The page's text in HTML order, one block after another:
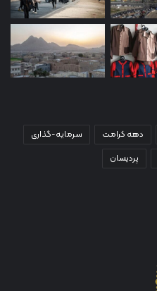
دهه کرامت
سرمایه-گذاری
پردیسان